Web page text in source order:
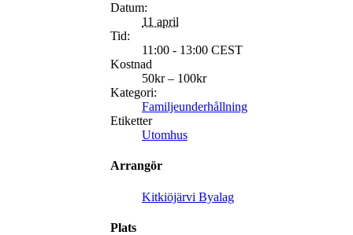
Datum:
11 april
Tid:
11:00 - 13:00 CEST
Kostnad
50kr – 100kr
Kategori:
Familjeunderhållning
Etiketter
Utomhus
Arrangör
Kitkiöjärvi Byalag
Plats